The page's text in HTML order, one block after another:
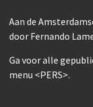
Aan de
door Fernando
Ga voor alle
menu <PERS>.